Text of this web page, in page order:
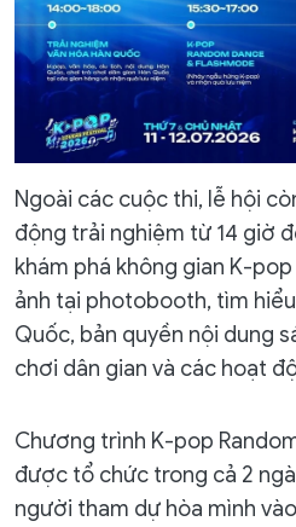
Ngoài các cuộc thi, lễ hội
động trải nghiệm từ 14 giờ
khám phá không gian K-
ảnh tại photobooth, tìm
Quốc, bản quyền nội dung
chơi dân gian và các hoạt
Chương trình K-pop
được tổ chức trong cả 2
người tham dự hòa mình